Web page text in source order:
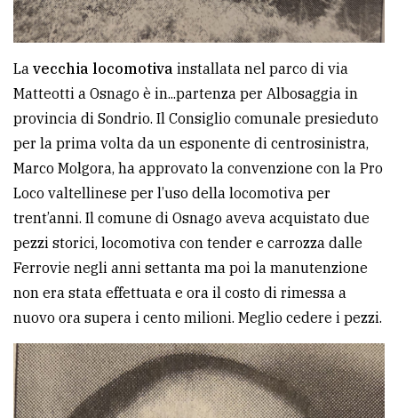
La vecchia locomotiva installata nel parco di via
Matteotti a Osnago è in...partenza per Albosaggia in
provincia di Sondrio. Il Consiglio comunale presieduto
per la prima volta da un esponente di centrosinistra,
Marco Molgora, ha approvato la convenzione con la Pro
Loco valtellinese per l’uso della locomotiva per
trent’anni. Il comune di Osnago aveva acquistato due
pezzi storici, locomotiva con tender e carrozza dalle
Ferrovie negli anni settanta ma poi la manutenzione
non era stata effettuata e ora il costo di rimessa a
nuovo ora supera i cento milioni. Meglio cedere i pezzi.